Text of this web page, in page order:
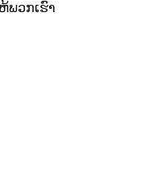
ພວກເຮົາ